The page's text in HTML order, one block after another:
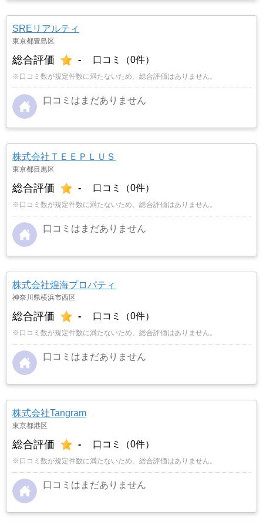
SREリアルティ
東京都豊島区
総合評価 - 口コミ（0件）
※口コミ数が規定件数に満たないため、総合評価はありません。
口コミはまだありません
株式会社ＴＥＥＰＬＵＳ
東京都目黒区
総合評価 - 口コミ（0件）
※口コミ数が規定件数に満たないため、総合評価はありません。
口コミはまだありません
株式会社煌海プロパティ
神奈川県横浜市西区
総合評価 - 口コミ（0件）
※口コミ数が規定件数に満たないため、総合評価はありません。
口コミはまだありません
株式会社Tangram
東京都港区
総合評価 - 口コミ（0件）
※口コミ数が規定件数に満たないため、総合評価はありません。
口コミはまだありません